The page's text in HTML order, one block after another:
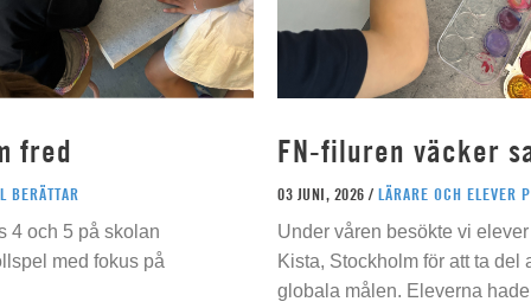
fred
BERÄTTAR
4 och 5 på skolan
med fokus på
FN-filuren väcker
03 JUNI, 2026 / LÄRARE OCH ELEVER
Under våren besökte vi
Kista, Stockholm för att ta
globala målen. Eleverna